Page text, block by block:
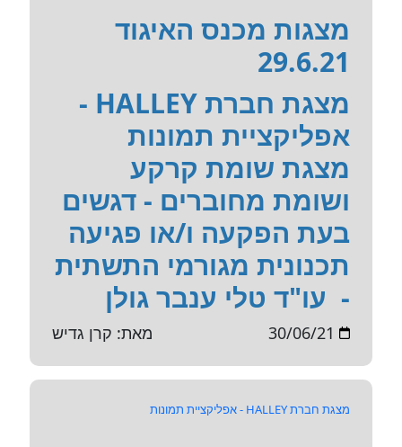
מצגות מכנס האיגוד
29.6.21
מצגת חברת HALLEY -
אפליקציית תמונות
מצגת שומת קרקע
ושומת מחוברים - דגשים
בעת הפקעה ו/או פגיעה
תכנונית מגורמי התשתית
- עו"ד טלי ענבר גולן
מאת: קרן גדיש
מצגת חברת HALLEY - אפליקציית תמונות